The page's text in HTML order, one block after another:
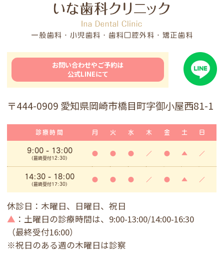
お問い合わせやご予約は
公式LINEにて
〒444-0909 愛知県岡崎市橋目町字御小屋西81-1
診療時間 月 火 水 木 金 土 日
9:00- 13:00
(最終受付12:30)
● ● ● ／ ● ▲ ／
14:30 - 18:00
(最終受付17:30)
● ● ● ／ ● ▲ ／
休診日：木曜日、日曜日、祝日
▲ ：土曜日の診療時間は、9:00-13:00/14:00-16:30
（最終受付16:00）
※祝日のある週の木曜日は診察